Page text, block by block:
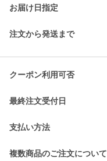
お届け日指定
注文から発送まで
クーポン利用可否
最終注文受付日
支払い方法
複数商品のご注文について